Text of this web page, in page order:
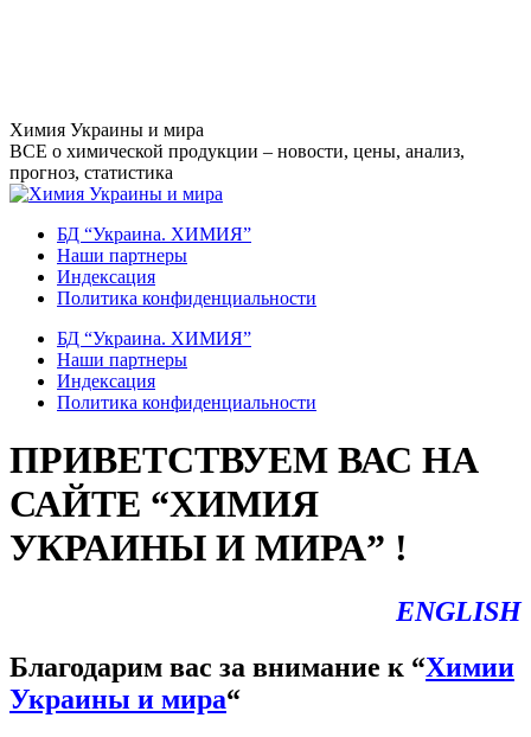
Перейти
к
содержанию
Химия Украины и мира
ВСЕ о химической продукции – новости, цены, анализ,
прогноз, статистика
БД “Украина. ХИМИЯ”
Наши партнеры
Индексация
Политика конфиденциальности
БД “Украина. ХИМИЯ”
Наши партнеры
Индексация
Политика конфиденциальности
ПРИВЕТСТВУЕМ ВАС НА
САЙТЕ “ХИМИЯ
УКРАИНЫ И МИРА” !
ENGLISH
Благодарим вас за внимание к “Химии
Украины и мира“